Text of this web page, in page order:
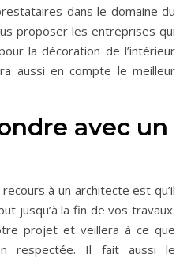
dans le domaine du
proposer les entreprises qui
la décoration de l’intérieur
aussi en compte le meilleur
avec un
recours à un architecte est qu’il
jusqu’à la fin de vos travaux.
projet et veillera à ce que
respectée. Il fait aussi le